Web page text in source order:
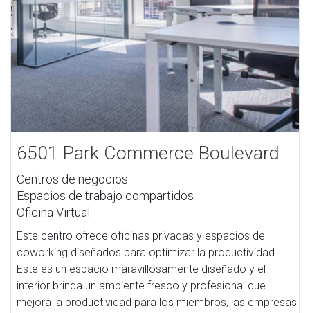
6501 Park Commerce Boulevard
Centros de negocios
Espacios de trabajo compartidos
Oficina Virtual
Este centro ofrece oficinas privadas y espacios de
coworking diseñados para optimizar la productividad.
Este es un espacio maravillosamente diseñado y el
interior brinda un ambiente fresco y profesional que
mejora la productividad para los miembros, las empresas